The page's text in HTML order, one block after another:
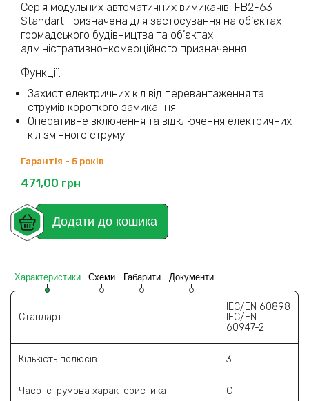
Серія модульних автоматичних вимикачів FB2-63
Standart призначена для застосування на об’єктах
громадського будівництва та об’єктах
адміністративно-комерційного призначення.
Функції:
Захист електричних кіл від перевантаження та
струмів короткого замикання.
Оперативне включення та відключення електричних
кіл змінного струму.
Гарантія - 5 років
471,00 грн
Додати до кошика
Характеристики Схеми Габарити Документи
Стандарт
IEC/EN 60898
IEC/EN
60947-2
Кількість полюсів 3
Часо-струмова характеристика C